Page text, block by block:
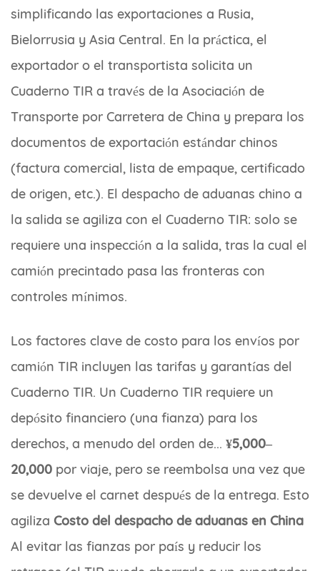
simplificando las exportaciones a Rusia,
Bielorrusia y Asia Central. En la práctica, el
exportador o el transportista solicita un
Cuaderno TIR a través de la Asociación de
Transporte por Carretera de China y prepara los
documentos de exportación estándar chinos
(factura comercial, lista de empaque, certificado
de origen, etc.). El despacho de aduanas chino a
la salida se agiliza con el Cuaderno TIR: solo se
requiere una inspección a la salida, tras la cual el
camión precintado pasa las fronteras con
controles mínimos.
Los factores clave de costo para los envíos por
camión TIR incluyen las tarifas y garantías del
Cuaderno TIR. Un Cuaderno TIR requiere un
depósito financiero (una fianza) para los
derechos, a menudo del orden de... ¥5,000–
20,000 por viaje, pero se reembolsa una vez que
se devuelve el carnet después de la entrega. Esto
agiliza Costo del despacho de aduanas en China
Al evitar las fianzas por país y reducir los